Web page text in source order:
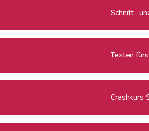
Schnitt-
Texten
Crashkurs